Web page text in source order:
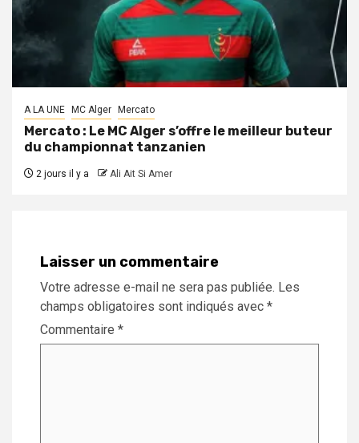
A LA UNE MC Alger Mercato
Mercato : Le MC Alger s’offre le meilleur buteur
du championnat tanzanien
2 jours il y a Ali Ait Si Amer
Laisser un commentaire
Votre adresse e-mail ne sera pas publiée. Les
champs obligatoires sont indiqués avec *
Commentaire *